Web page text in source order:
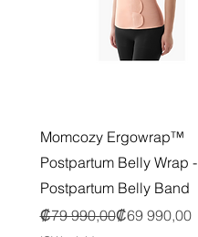
Vista rápida
Momcozy Ergowrap™
Postpartum Belly Wrap -
Postpartum Belly Band
Precio
₡79 990,00
Precio de oferta₡69 990,00